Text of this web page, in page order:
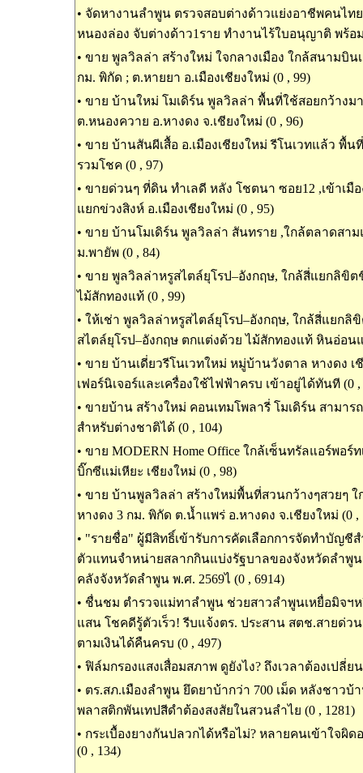
• จัดหางานลำพูน ตรวจสอบต่างด้าวแย่งอาชีพคนไท
หนองล่อง จับต่างด้าว1ราย ทำงานไร้ใบอนุญาติ พร้อ
• ขาย พูลวิลล่า สร้างใหม่ ใจกลางเมือง ใกล้สนามบิน
กม. พิกัด ; ต.หายยา อ.เมืองเชียงใหม่ (0 , 99)
• ขาย บ้านใหม่ โมเดิร์น พูลวิลล่า พื้นที่ใช้สอยกว้างม
ต.หนองควาย อ.หางดง จ.เชียงใหม่ (0 , 96)
• ขาย บ้านสันผีเสื้อ อ.เมืองเชียงใหม่ รีโนเวทแล้ว พื้น
รวมโชค (0 , 97)
• ขายด่วนๆ ที่ดิน ทำเลดี หลัง โชตนา ซอย12 ,เข้าเมือ
แยกข่วงสิงห์ อ.เมืองเชียงใหม่ (0 , 95)
• ขาย บ้านโมเดิร์น พูลวิลล่า สันทราย ,ใกล้ตลาดสาม
ม.พายัพ (0 , 84)
• ขาย พูลวิลล่าหรูสไตล์ยุโรป–อังกฤษ, ใกล้สี่แยกลิขิ
ไม้สักทองแท้ (0 , 99)
• ให้เช่า พูลวิลล่าหรูสไตล์ยุโรป–อังกฤษ, ใกล้สี่แยกลิ
สไตล์ยุโรป–อังกฤษ ตกแต่งด้วย ไม้สักทองแท้ หินอ่อน
• ขาย บ้านเดี่ยวรีโนเวทใหม่ หมู่บ้านวังตาล หางดง เ
เฟอร์นิเจอร์และเครื่องใช้ไฟฟ้าครบ เข้าอยู่ได้ทันที (0 ,
• ขายบ้าน สร้างใหม่ คอนเทมโพลารี่ โมเดิร์น สามารถ
สำหรับต่างชาติได้ (0 , 104)
• ขาย MODERN Home Office ใกล้เซ็นทรัลแอร์พอร์
บิ๊กซีแม่เหียะ เชียงใหม่ (0 , 98)
• ขาย บ้านพูลวิลล่า สร้างใหม่พื้นที่สวนกว้างๆสวยๆ
หางดง 3 กม. พิกัด ต.น้ำแพร่ อ.หางดง จ.เชียงใหม่ (0 ,
• "รายชื่อ" ผู้มีสิทธิ์เข้ารับการคัดเลือกการจัดทำบัญชีส
ตัวแทนจำหน่ายสลากกินแบ่งรัฐบาลของจังหวัดลำพู
คลังจังหวัดลำพูน พ.ศ. 2569ไ (0 , 6914)
• ชื่นชม ตำรวจแม่ทาลำพูน ช่วยสาวลำพูนเหยื่อมิจฯห
แสน โชคดีรู้ตัวเร็ว! รีบแจ้งตร. ประสาน สตช.สายด่ว
ตามเงินได้คืนครบ (0 , 497)
• ฟิล์มกรองแสงเสื่อมสภาพ ดูยังไง? ถึงเวลาต้องเปลี่ย
• ตร.สภ.เมืองลำพูน ยึดยาบ้ากว่า 700 เม็ด หลังชาวบ้
พลาสติกพันเทปสีดำต้องสงสัยในสวนลำไย (0 , 1281)
• กระเบื้องยางกันปลวกได้หรือไม่? หลายคนเข้าใจผิ
(0 , 134)